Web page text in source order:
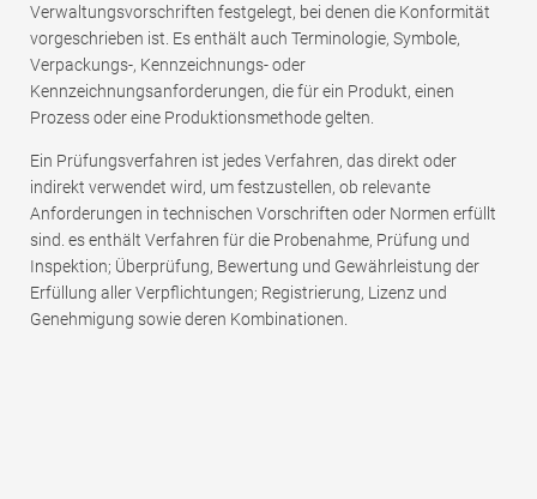
Verwaltungsvorschriften festgelegt, bei denen die Konformität
vorgeschrieben ist. Es enthält auch Terminologie, Symbole,
Verpackungs-, Kennzeichnungs- oder
Kennzeichnungsanforderungen, die für ein Produkt, einen
Prozess oder eine Produktionsmethode gelten.
Ein Prüfungsverfahren ist jedes Verfahren, das direkt oder
indirekt verwendet wird, um festzustellen, ob relevante
Anforderungen in technischen Vorschriften oder Normen erfüllt
sind. es enthält Verfahren für die Probenahme, Prüfung und
Inspektion; Überprüfung, Bewertung und Gewährleistung der
Erfüllung aller Verpflichtungen; Registrierung, Lizenz und
Genehmigung sowie deren Kombinationen.